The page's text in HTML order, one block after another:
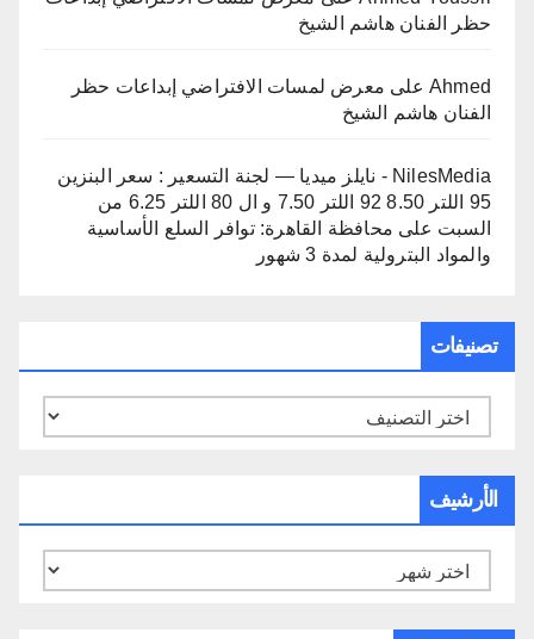
حظر الفنان هاشم الشيخ
Ahmed على معرض لمسات الافتراضي إبداعات حظر
الفنان هاشم الشيخ
NilesMedia - نايلز ميديا — لجنة التسعير : سعر البنزين
95 اللتر 8.50 92 اللتر 7.50 و ال 80 اللتر 6.25 من
السبت على محافظة القاهرة: توافر السلع الأساسية
والمواد البترولية لمدة 3 شهور
تصنيفات
تصنيفات
الأرشيف
الأرشيف